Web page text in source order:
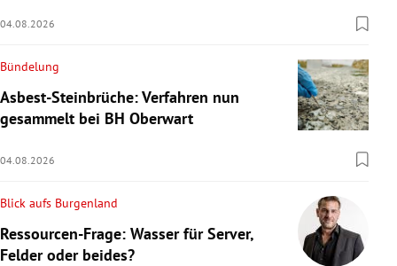
04.08.2026
Bündelung
Asbest-Steinbrüche: Verfahren nun
gesammelt bei BH Oberwart
04.08.2026
Blick aufs Burgenland
Ressourcen-Frage: Wasser für Server,
Felder oder beides?